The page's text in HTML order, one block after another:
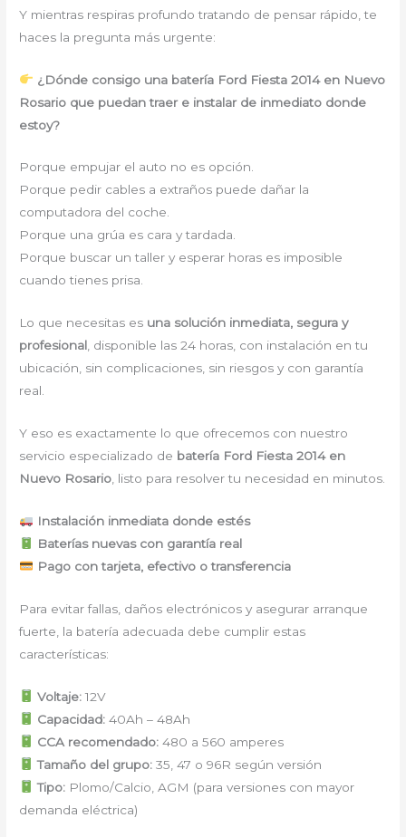
Y mientras respiras profundo tratando de pensar rápido, te
haces la pregunta más urgente:
¿Dónde consigo una batería Ford Fiesta 2014 en Nuevo
Rosario que puedan traer e instalar de inmediato donde
estoy?
Porque empujar el auto no es opción.
Porque pedir cables a extraños puede dañar la
computadora del coche.
Porque una grúa es cara y tardada.
Porque buscar un taller y esperar horas es imposible
cuando tienes prisa.
Lo que necesitas es una solución inmediata, segura y
profesional, disponible las 24 horas, con instalación en tu
ubicación, sin complicaciones, sin riesgos y con garantía
real.
Y eso es exactamente lo que ofrecemos con nuestro
servicio especializado de batería Ford Fiesta 2014 en
Nuevo Rosario , listo para resolver tu necesidad en minutos.
Instalación inmediata donde estés
Baterías nuevas con garantía real
Pago con tarjeta, efectivo o transferencia
Para evitar fallas, daños electrónicos y asegurar arranque
fuerte, la batería adecuada debe cumplir estas
características:
Voltaje:12V
Capacidad:40Ah – 48Ah
CCA recomendado:480 a 560 amperes
Tamaño del grupo:35, 47 o 96R según versión
Tipo:Plomo/Calcio, AGM (para versiones con mayor
demanda eléctrica)